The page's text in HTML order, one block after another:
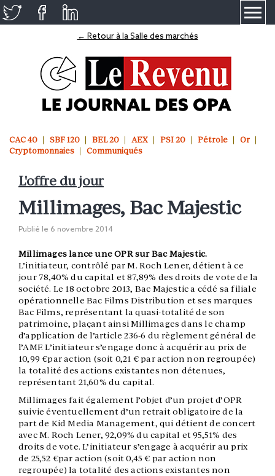
← Retour à la Salle des marchés
CAC 40 SBF 120 BEL 20 AEX PSI 20 Pétrole
Or
Cryptomonnaies
Communiqués
L'offre du jour
Millimages, Bac Majestic
Publié le 6 novembre 2014
Millimages lance une OPR sur Bac Majestic.
L’initiateur, contrôlé par M. Roch Lener, détient à ce
jour 78,40% du capital et 87,89% des droits de vote de la
société. Le 18 octobre 2013, Bac Majestic a cédé sa filiale
opérationnelle Bac Films Distribution et ses marques
Bac Films, représentant la quasi-totalité de son
patrimoine, plaçant ainsi Millimages dans le champ
d’application de l’article 236-6 du règlement général de
l’AMF. L’initiateur s’engage donc à acquérir au prix de
10,99 €par action (soit 0,21 € par action non regroupée)
la totalité des actions existantes non détenues,
représentant 21,60% du capital.
Millimages fait également l’objet d’un projet d’OPR
suivie éventuellement d’un retrait obligatoire de la
part de Kid Media Management, qui détient de concert
avec M. Roch Lener, 92,09% du capital et 95,51% des
droits de vote. L’initiateur s’engage à acquérir au prix
de 25,52 €par action (soit 0,45 € par action non
regroupée) la totalité des actions existantes non